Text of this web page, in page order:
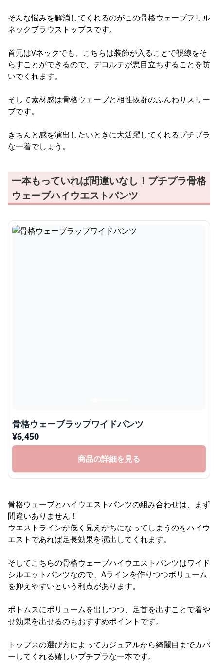
そんな悩みを解消してくれるのがこの骨格ウェーブフリル
ネックブラウストップスです。
首元はVネックでも、こちらは装飾が入ることで視線をそ
らすことができるので、デコルテが悪目立ちすることを防
いでくれます。
そして素材感は骨格ウェーブと相性抜群のふんわりスリー
ブです。
きちんと感を演出したいときに大活躍してくれるプチプラ
な一着でしょう。
一本もっていれば間違いなし！プチプラ骨格
ウェーブハイウエストパンツ
骨格ウェーブラップワイドパンツ
¥6,450
商品の詳細を見る
骨格ウェーブとハイウエストパンツの組み合わせは、まず
間違いありません！
ウエストラインが低く見えがちになってしまうのをハイウ
エストであれば足長効果を演出してくれます。
そしてこちらの骨格ウェーブハイウエストパンツはワイド
シルエットパンツなので、Aラインを作りつつボリューム
を抑えやすいという利点があります。
ボトムスにボリュームを出しつつ、足首を出すことで着や
せ効果を出せるのもおすすめポイントです。
トップスの選び方によってカジュアルから綺麗目までカバ
ーしてくれる嬉しいプチプラな一本です。